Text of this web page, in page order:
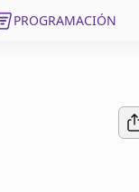
PROGRAMACIÓN